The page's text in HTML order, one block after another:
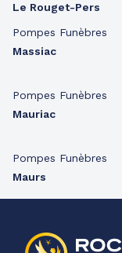
Le Rouget-Pers
Pompes Funèbres
Massiac
Pompes Funèbres
Mauriac
Pompes Funèbres
Maurs